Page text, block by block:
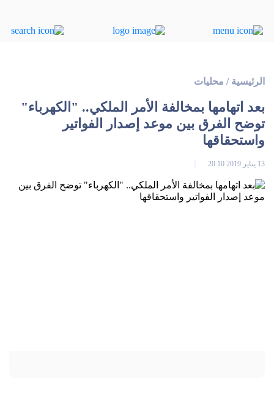
الرئيسية / محليات
بعد اتهامها بمخالفة الأمر الملكي.. "الكهرباء"
توضح الفرق بين موعد إصدار الفواتير
واستحقاقها‎
13 يناير 2019 20:10